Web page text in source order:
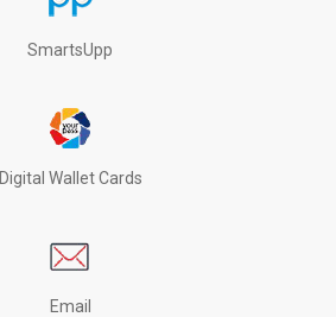
SmartsUpp
Digital Wallet Cards
Email